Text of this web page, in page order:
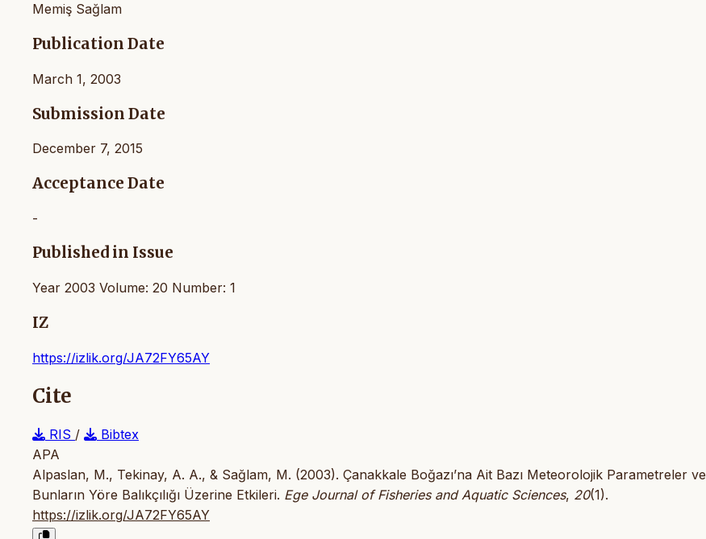
Memiş Sağlam
Publication Date
March 1, 2003
Submission Date
December 7, 2015
Acceptance Date
-
Published in Issue
Year 2003 Volume: 20 Number: 1
IZ
https://izlik.org/JA72FY65AY
Cite
RIS /
Bibtex
APA
Alpaslan, M., Tekinay, A. A., & Sağlam, M. (2003). Çanakkale Boğazı’na Ait Bazı Meteorolojik Parametreler ve
Bunların Yöre Balıkçılığı Üzerine Etkileri. Ege Journal of Fisheries and Aquatic Sciences, 20(1).
https://izlik.org/JA72FY65AY